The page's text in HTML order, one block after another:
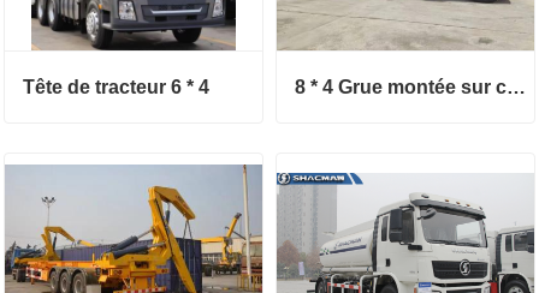
Tête de tracteur 6 * 4 8 * 4 Grue montée sur camion